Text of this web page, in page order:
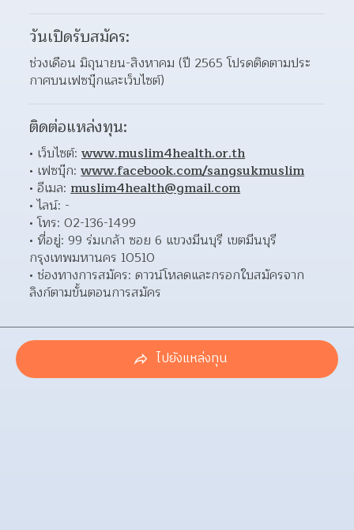
วันเปิดรับสมัคร:
ช่วงเดือน มิถุนายน-สิงหาคม (ปี 2565 โปรดติดตามประ
กาศบนเฟซบุ๊กและเว็บไซต์)
ติดต่อแหล่งทุน:
เว็บไซต์: www.muslim4health.or.th
เฟซบุ๊ก: www.facebook.com/sangsukmuslim
อีเมล: muslim4health@gmail.com
ไลน์: -
โทร: 02-136-1499
ที่อยู่: 99 ร่มเกล้า ซอย 6 แขวงมีนบุรี เขตมีนบุรี
กรุงเทพมหานคร 10510
ช่องทางการสมัคร: ดาวน์โหลดและกรอกใบสมัครจาก
ลิงก์ตามขั้นตอนการสมัคร
ไปยังแหล่งทุน